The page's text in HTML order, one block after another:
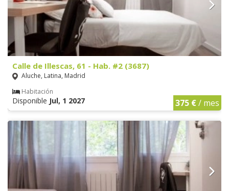
Calle de Illescas, 61 - Hab. #2 (3687)
Aluche, Latina, Madrid
Habitación
Disponible Jul, 1 2027 375 €/ mes